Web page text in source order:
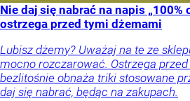
Nie daj się nabrać na napis
ostrzega przed tymi dżemami
Lubisz dżemy? Uważaj na te ze
mocno rozczarować. Ostrzega
bezlitośnie obnaża triki stosowane
daj się nabrać, będąc na zakupach.